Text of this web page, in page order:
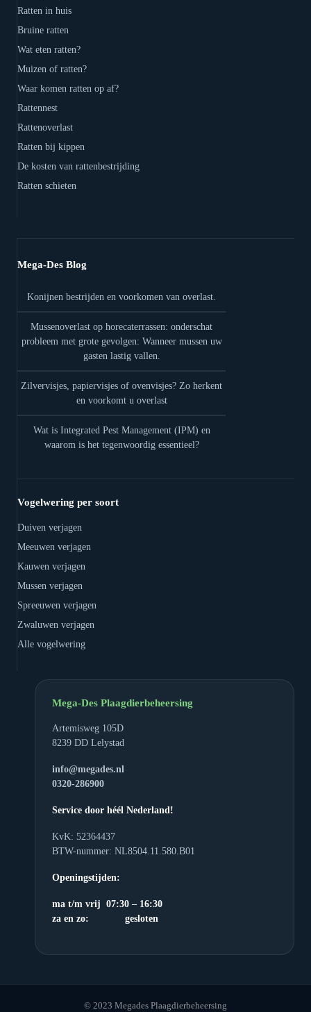
Ratten in huis
Bruine ratten
Wat eten ratten?
Muizen of ratten?
Waar komen ratten op af?
Rattennest
Rattenoverlast
Ratten bij kippen
De kosten van rattenbestrijding
Ratten schieten
Mega-Des Blog
Konijnen bestrijden en voorkomen van overlast.
Mussenoverlast op horecaterrassen: onderschat
probleem met grote gevolgen: Wanneer mussen uw
gasten lastig vallen.
Zilvervisjes, papiervisjes of ovenvisjes? Zo herkent
en voorkomt u overlast
Wat is Integrated Pest Management (IPM) en
waarom is het tegenwoordig essentieel?
Vogelwering per soort
Duiven verjagen
Meeuwen verjagen
Kauwen verjagen
Mussen verjagen
Spreeuwen verjagen
Zwaluwen verjagen
Alle vogelwering
Mega-Des Plaagdierbeheersing
Artemisweg 105D
8239 DD Lelystad
info@megades.nl
0320-286900
Service door héél Nederland!
KvK: 52364437
BTW-nummer: NL8504.11.580.B01
Openingstijden:
ma t/m vrij 07:30 – 16:30
za en zo: gesloten
© 2023 Megades Plaagdierbeheersing